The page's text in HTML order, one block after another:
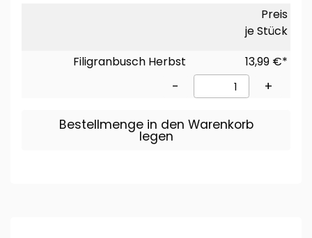
Preis
je Stück
Filigranbusch Herbst
13,99 €*
- +
Bestellmenge in den Warenkorb
legen